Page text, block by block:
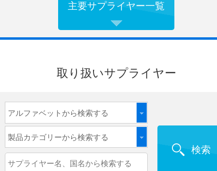
主要サプライヤー一覧
取り扱いサプライヤー
アルファベットから検索する
製品カテゴリーから検索する
検索